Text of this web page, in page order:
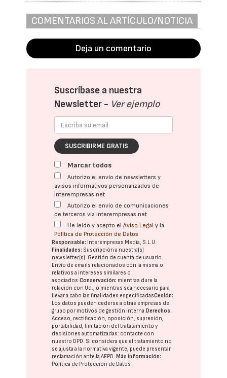
COMENTARIOS AL ARTÍCULO/NOTICIA
Deja un comentario
Suscríbase a nuestra
Newsletter - Ver ejemplo
SUSCRIBIRME GRATIS
Marcar todos
Autorizo el envío de newsletters y
avisos informativos personalizados de
interempresas.net
Autorizo el envío de comunicaciones
de terceros vía interempresas.net
He leído y acepto elAviso Legal y la
Política de Protección de Datos
Responsable: Interempresas Media, S.L.U.
Finalidades: Suscripción a nuestra(s)
newsletter(s). Gestión de cuenta de usuario.
Envío de emails relacionados con la misma o
relativos a intereses similares o
asociados.Conservación: mientras dure la
relación con Ud., o mientras sea necesario para
llevar a cabo las finalidades especificadasCesión:
Los datos pueden cederse a otras empresas del
grupo por motivos de gestión interna. Derechos:
Acceso, rectificación, oposición, supresión,
portabilidad, limitación del tratatamiento y
decisiones automatizadas: contacte con
nuestro DPD. Si considera que el tratamiento no
se ajusta a la normativa vigente, puede presentar
reclamación ante laAEPD. Más información:
Política de Protección de Datos